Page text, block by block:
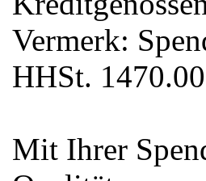
Vermerk:
HHSt.
Mit Ihrer